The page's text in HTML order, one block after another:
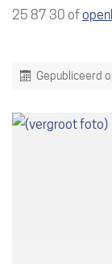
25 87 30 of
Gepubliceerd